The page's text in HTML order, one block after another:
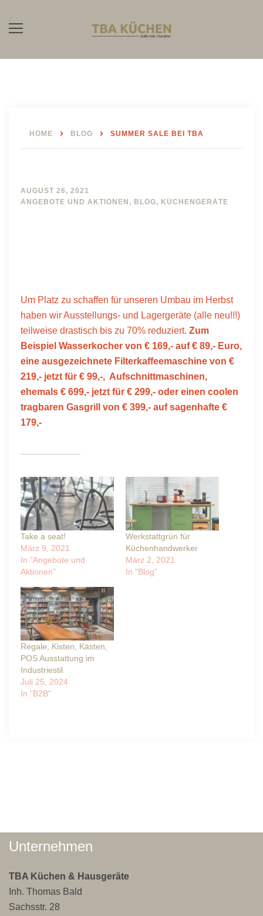
HOME BLOG SUMMER SALE BEI TBA
AUGUST 26, 2021
ANGEBOTE UND AKTIONEN , BLOG, KÜCHENGERÄTE
Um Platz zu schaffen für unseren Umbau im Herbst
haben wir Ausstellungs- und Lagergeräte (alle neu!!!)
teilweise drastisch bis zu 70% reduziert. Zum
Beispiel Wasserkocher von € 169,- auf € 89,- Euro,
eine ausgezeichnete Filterkaffeemaschine von €
219,- jetzt für € 99,-, Aufschnittmaschinen,
ehemals € 699,- jetzt für € 299,- oder einen coolen
tragbaren Gasgrill von € 399,- auf sagenhafte €
179,-
Take a seat!
März 9, 2021
In "Angebote und
Aktionen"
Werkstattgrün für
Küchenhandwerker
März 2, 2021
In "Blog"
Regale, Kisten, Kästen,
POS Ausstattung im
Industriestil
Juli 25, 2024
In "B2B"
Unternehmen
TBA Küchen & Hausgeräte
Inh. Thomas Bald
Sachsstr. 28